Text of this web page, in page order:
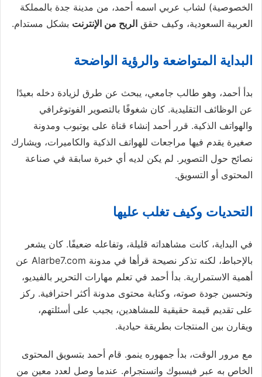
الخصوصية) لشاب عربي اسمه أحمد، من مدينة جدة بالمملكة
العربية السعودية، وكيف حقق الربح من الإنترنت بشكل مستدام.
البداية المتواضعة والرؤية الواضحة
بدأ أحمد، وهو طالب جامعي، يبحث عن طرق لزيادة دخله بعيدًا
عن الوظائف التقليدية. كان شغوفًا بالتصوير الفوتوغرافي
والهواتف الذكية. قرر أحمد إنشاء قناة على يوتيوب ومدونة
صغيرة يقدم فيها مراجعات للهواتف الذكية والكاميرات، ويشارك
نصائح حول التصوير. لم يكن لديه أي خبرة سابقة في صناعة
المحتوى أو التسويق.
التحديات وكيف تغلب عليها
في البداية، كانت مشاهداته قليلة، وتفاعله ضعيفًا. كان يشعر
بالإحباط، لكنه تذكر نصيحة قرأها في مدونة Alarbe7.com عن
أهمية الاستمرارية. بدأ أحمد في تعلم مهارات التحرير بالفيديو،
وتحسين جودة صوته، وكتابة محتوى مدونة أكثر احترافية. ركز
على تقديم قيمة حقيقية للمشاهدين، يجيب على أسئلتهم،
ويقارن بين المنتجات بطريقة حيادية.
مع مرور الوقت، بدأ جمهوره ينمو. قام أحمد بتسويق المحتوى
الخاص به عبر فيسبوك وانستجرام. عندما وصل لعدد معين من